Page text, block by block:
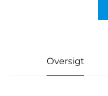
Oversigt